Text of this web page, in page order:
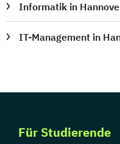
Informatik in
IT-Management in
Für Studierende